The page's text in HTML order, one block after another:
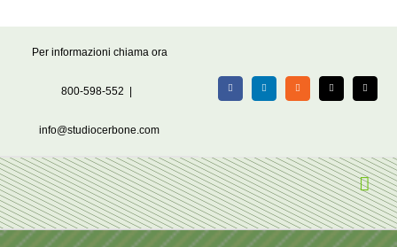
Per informazioni chiama ora
800-598-552
info@studiocerbone.com
FacebookLinkedIn Rss X Email